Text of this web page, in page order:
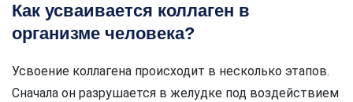
Как усваивается коллаген в
организме человека?
Усвоение коллагена происходит в несколько этапов.
Сначала он разрушается в желудке под воздействием